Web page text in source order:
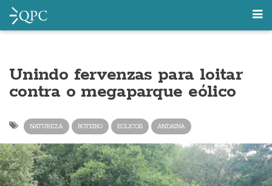
Unindo fervenzas para loitar
contra o megaparque eólico
NATUREZA ROTEIRO EOLICOS ANDAINA